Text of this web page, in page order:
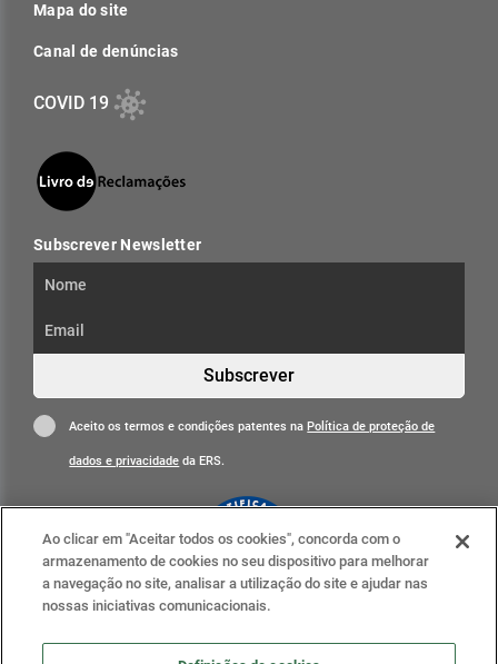
Mapa do site
Canal de denúncias
COVID 19
Subscrever Newsletter
Subscrever
Aceito os termos e condições patentes naPolítica de proteção de
dados e privacidade da ERS.
Clique para mais informações
ERS nas redes sociais
Ao clicar em "Aceitar todos os cookies", concorda com o
armazenamento de cookies no seu dispositivo para melhorar
a navegação no site, analisar a utilização do site e ajudar nas
nossas iniciativas comunicacionais.